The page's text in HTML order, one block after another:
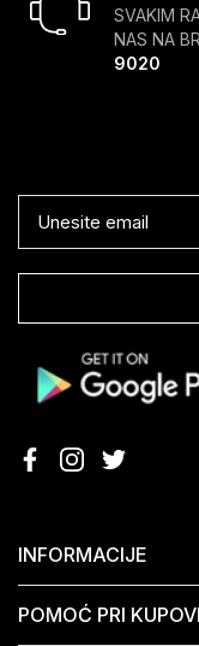
SVAKIM
NAS NA
9020
INFORMACIJE
POMOĆ PRI